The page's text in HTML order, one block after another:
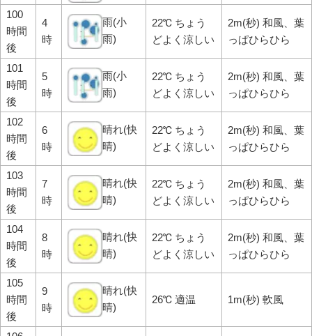
100
時間
後
4
時
雨(小
雨)
22℃ ちょう
どよく涼しい
2m(秒) 和風、葉
っぱひらひら
101
時間
後
5
時
雨(小
雨)
22℃ ちょう
どよく涼しい
2m(秒) 和風、葉
っぱひらひら
102
時間
後
6
時
晴れ(快
晴)
22℃ ちょう
どよく涼しい
2m(秒) 和風、葉
っぱひらひら
103
時間
後
7
時
晴れ(快
晴)
22℃ ちょう
どよく涼しい
2m(秒) 和風、葉
っぱひらひら
104
時間
後
8
時
晴れ(快
晴)
22℃ ちょう
どよく涼しい
2m(秒) 和風、葉
っぱひらひら
105
時間
後
9
時
晴れ(快
晴)
26℃ 適温 1m(秒) 軟風